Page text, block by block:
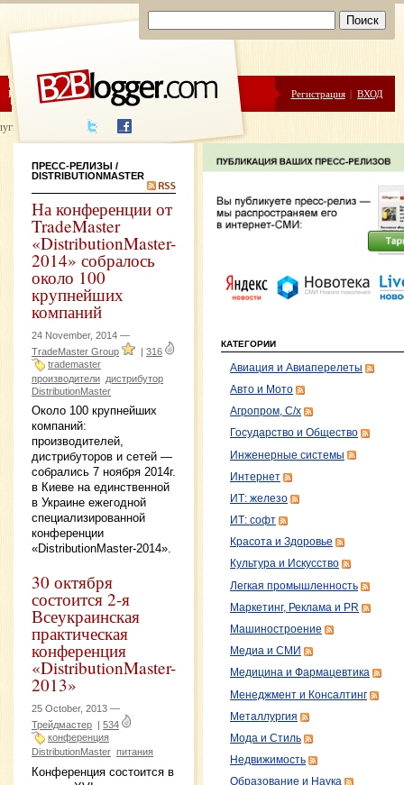
ЦЕНЫ ПОМОЩЬ Регистрация | ВХОД
написания
ПРЕСС-РЕЛИЗЫ /
DISTRIBUTIONMASTER
На конференции от
TradeMaster
«DistributionMaster-
2014» собралось
около 100
крупнейших
компаний
24 November, 2014 —
TradeMaster Group
| 316
trademaster
производители дистрибутор
DistributionMaster
Около 100 крупнейших
компаний:
производителей,
дистрибуторов и сетей —
собрались 7 ноября 2014г.
в Киеве на единственной
в Украине ежегодной
специализированной
конференции
«DistributionMaster-2014».
30 октября
состоится 2-я
Всеукраинская
практическая
конференция
«DistributionMaster-
2013»
25 October, 2013 —
Трейдмастер | 534
конференция
DistributionMaster питания
Конференция состоится в
КАТЕГОРИИ
Авиация и Авиаперелеты
Авто и Мото
Агропром, С/х
Государство и Общество
Инженерные системы
Интернет
ИТ: железо
ИТ: софт
Красота и Здоровье
Культура и Искусство
Легкая промышленность
Маркетинг, Реклама и PR
Машиностроение
Медиа и СМИ
Медицина и Фармацевтика
Менеджмент и Консалтинг
Металлургия
Мода и Стиль
Недвижимость
Образование и Наука